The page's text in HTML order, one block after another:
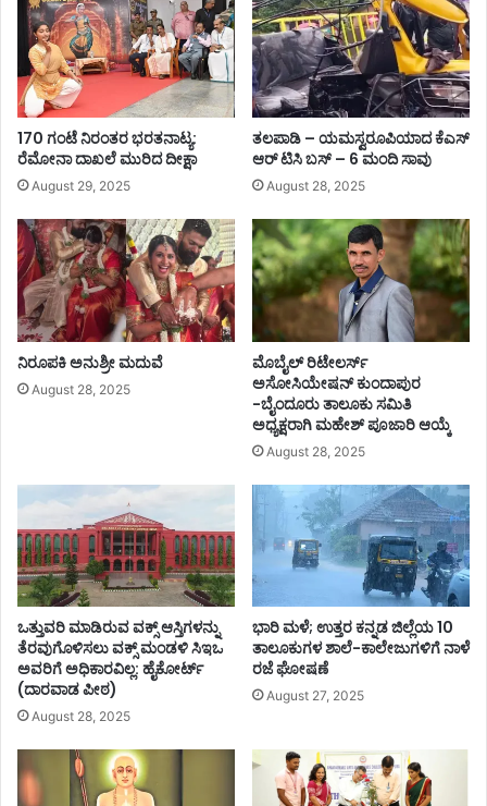
ಸ್
ಮಂ
ಡ
ಳಿ
ಸಿ
ಇ
ಒ
ಅ
ರಿ
ಗೆ
ಅ
ಧಿ
ಕಾ
ರ
ವಿ
ಲ್
ಕೋ
ರ್
ಟ್
(
ದಾ
ರ
ವಾ
ಡ
ಪೀ
ಠ
)
170 ಗಂಟೆ ನಿರಂತರ ಭರತನಾಟ್ಯ:
ರೆಮೋನಾ ದಾಖಲೆ ಮುರಿದ ದೀಕ್ಷಾ
August 29, 2025
ತಲಪಾಡಿ – ಯಮಸ್ವರೂಪಿಯಾದ ಕೆಎಸ್
ಆರ್ ಟಿಸಿ ಬಸ್ – 6 ಮಂದಿ ಸಾವು
August 28, 2025
ನಿರೂಪಕಿ ಅನುಶ್ರೀ ಮದುವೆ
August 28, 2025
ಮೊಬೈಲ್ ರಿಟೇಲರ್ಸ್‌
ಅಸೋಸಿಯೇಷನ್‌ ಕುಂದಾಪುರ
-ಬೈಂದೂರು ತಾಲೂಕು ಸಮಿತಿ
ಅಧ್ಯಕ್ಷರಾಗಿ ಮಹೇಶ್‌ ಪೂಜಾರಿ ಆಯ್ಕೆ
August 28, 2025
ಒತ್ತುವರಿ ಮಾಡಿರುವ ವಕ್ಸ್ ಆಸ್ತಿಗಳನ್ನು
ತೆರವುಗೊಳಿಸಲು ವಕ್ಸ್ ಮಂಡಳಿ ಸಿಇಒ
ಅವರಿಗೆ ಅಧಿಕಾರವಿಲ್ಲ: ಹೈಕೋರ್ಟ್
(ದಾರವಾಡ ಪೀಠ)
August 28, 2025
ಭಾರಿ ಮಳೆ; ಉತ್ತರ ಕನ್ನಡ ಜಿಲ್ಲೆಯ 10
ತಾಲೂಕುಗಳ ಶಾಲೆ-ಕಾಲೇಜುಗಳಿಗೆ ನಾಳೆ
ರಜೆ ಘೋಷಣೆ
August 27, 2025